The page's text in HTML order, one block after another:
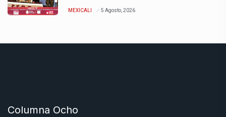
MEXICALI 5 Agosto, 2026
Columna Ocho